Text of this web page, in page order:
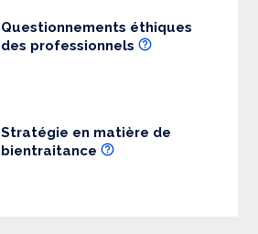
Questionnements éthiques
des professionnels
Stratégie en matière de
bientraitance